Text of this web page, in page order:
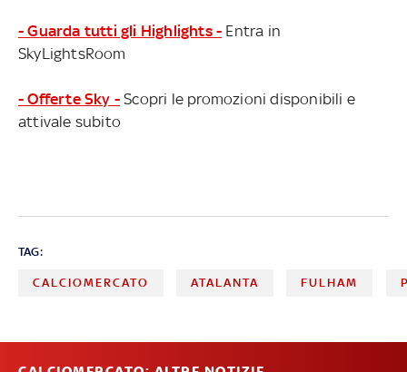
- Guarda tutti gli Highlights - Entra in
SkyLightsRoom
- Offerte Sky - Scopri le promozioni disponibili e
attivale subito
TAG:
CALCIOMERCATO ATALANTA FULHAM